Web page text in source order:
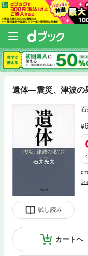
遺体—震災、津波の
試し読み
d
返
カートへ